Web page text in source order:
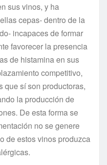
sus vinos, y ha
cepas- dentro de la
incapaces de formar
favorecer la presencia
de histamina en sus
competitivo,
que sí son productoras,
la producción de
De esta forma se
no se genere
de estos vinos produzca